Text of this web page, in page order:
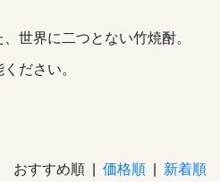
世界に二つとない竹焼酎。
ださい。
おすすめ順 | 価格順 新着順